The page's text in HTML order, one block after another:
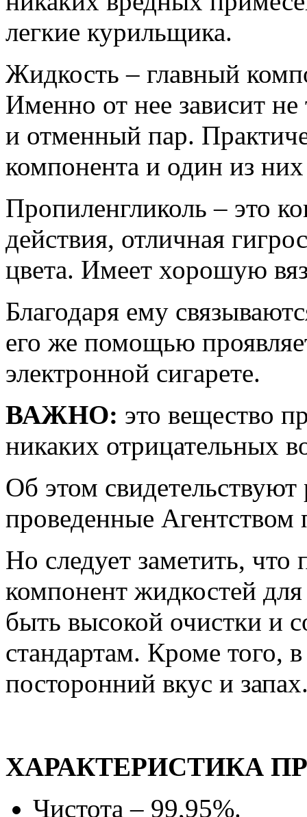
легкие курильщика.
Жидкость – главный
Именно от нее зависит
и отменный пар.
компонента и один из
Пропиленгликоль – это
действия, отличная
цвета. Имеет хорошую
Благодаря ему
его же помощью
электронной сигарете.
ВАЖНО: это вещество
никаких отрицательных
Об этом свидетельствуют
проведенные
Но следует заметить, что
компонент жидкостей
быть высокой очистки и
стандартам. Кроме того,
посторонний вкус и
ХАРАКТЕРИСТИКА
Чистота – 99,95%.